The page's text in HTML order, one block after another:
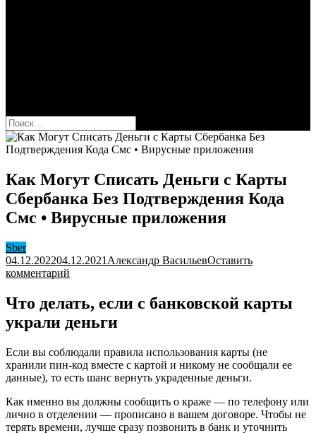
Найти:
Как Могут Списать Деньги с Карты
Сбербанка Без Подтверждения Кода
Смс • Вирусные приложения
Sber
04.12.202204.12.2021 Александр ВасильевОставить
комментарий
Списать
Деньги
Карты
Сбербанка
Без
Подтверждения
Кода
Смс
•
Что делать, если с банковской карты
украли деньги
Если вы соблюдали правила использования карты (не
хранили пин-код вместе с картой и никому не сообщали ее
данные), то есть шанс вернуть украденные деньги.
Как именно вы должны сообщить о краже — по телефону или
лично в отделении — прописано в вашем договоре. Чтобы не
терять времени, лучше сразу позвонить в банк и уточнить